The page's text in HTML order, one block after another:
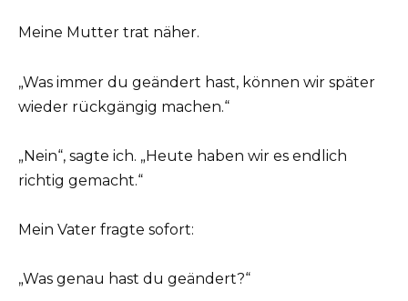
Meine Mutter trat näher.
„Was immer du geändert hast, können wir später
wieder rückgängig machen.“
„Nein“, sagte ich. „Heute haben wir es endlich
richtig gemacht.“
Mein Vater fragte sofort:
„Was genau hast du geändert?“